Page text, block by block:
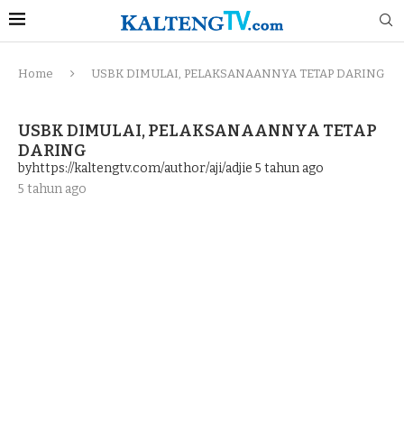
Home USBK DIMULAI, PELAKSANAANNYA TETAP DARING
USBK DIMULAI, PELAKSANAANNYA TETAP
DARING
byhttps://kaltengtv.com/author/aji/adjie 5 tahun ago
5 tahun ago